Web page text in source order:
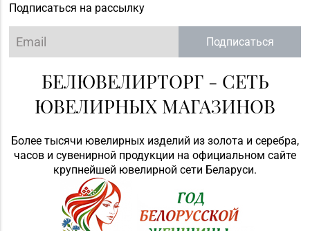
Подписаться на рассылку
Подписаться
БЕЛЮВЕЛИРТОРГ - СЕТЬ
ЮВЕЛИРНЫХ МАГАЗИНОВ
Более тысячи ювелирных изделий из золота и серебра,
часов и сувенирной продукции на официальном сайте
крупнейшей ювелирной сети Беларуси.